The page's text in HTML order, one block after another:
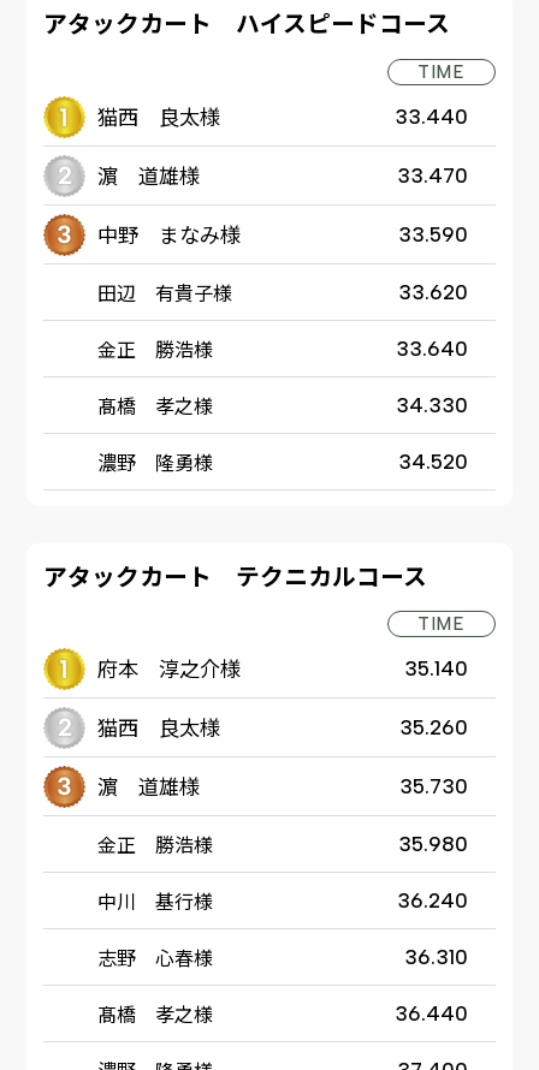
アタックカート ハイスピードコース
TIME
猫西 良太様 33.440
濵 道雄様 33.470
中野 まなみ様 33.590
田辺 有貴子様 33.620
金正 勝浩様 33.640
髙橋 孝之様 34.330
濃野 隆勇様 34.520
アタックカート テクニカルコース
TIME
府本 淳之介様 35.140
猫西 良太様 35.260
濵 道雄様 35.730
金正 勝浩様 35.980
中川 基行様 36.240
志野 心春様 36.310
髙橋 孝之様 36.440